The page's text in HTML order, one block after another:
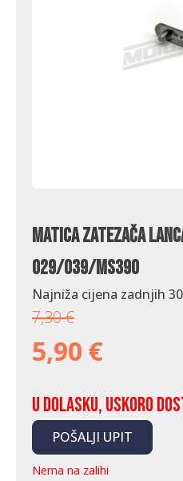
Matica zatezača
029/039/MS390
Najniža cijena zadnjih
7,30€
5,90 €
U dolasku, uskoro
POŠALJI UPIT
Nema na zalihi